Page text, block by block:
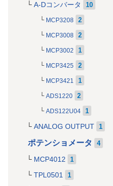
A-Dコンバータ 10
MCP3208 2
MCP3008 2
MCP3002 1
MCP3425 2
MCP3421 1
ADS1220 2
ADS122U04 1
ANALOG OUTPUT 1
ポテンショメータ 4
MCP4012 1
TPL0501 1